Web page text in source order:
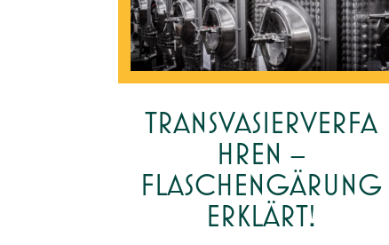
TRANSVASIERVERFA
HREN –
FLASCHENGÄRUNG
ERKLÄRT!